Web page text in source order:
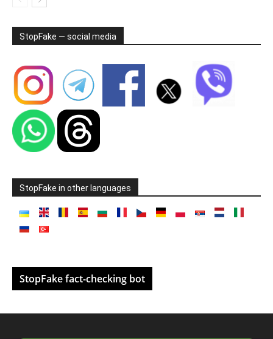
StopFake — social media
StopFake in other languages
StopFake fact-checking bot